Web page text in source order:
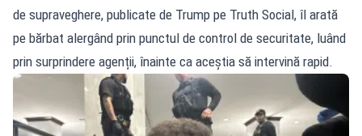
de supraveghere, publicate de Trump pe Truth Social, îl arată
pe bărbat alergând prin punctul de control de securitate, luând
prin surprindere agenții, înainte ca aceștia să intervină rapid.